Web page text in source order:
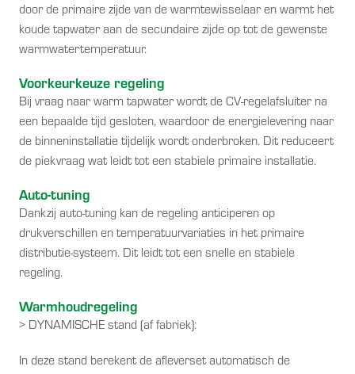
door de primaire zijde van de warmtewisselaar en warmt het
koude tapwater aan de secundaire zijde op tot de gewenste
warmwatertemperatuur.
Voorkeurkeuze regeling
Bij vraag naar warm tapwater wordt de CV-regelafsluiter na
een bepaalde tijd gesloten, waardoor de energielevering naar
de binneninstallatie tijdelijk wordt onderbroken. Dit reduceert
de piekvraag wat leidt tot een stabiele primaire installatie.
Auto-tuning
Dankzij auto-tuning kan de regeling anticiperen op
drukverschillen en temperatuurvariaties in het primaire
distributie-systeem. Dit leidt tot een snelle en stabiele
regeling.
Warmhoudregeling
> DYNAMISCHE stand (af fabriek):
In deze stand berekent de afleverset automatisch de